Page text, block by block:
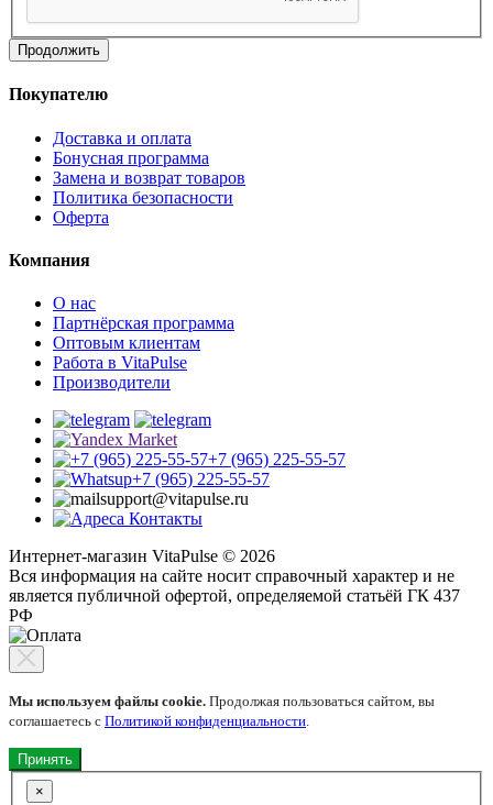
Продолжить
Покупателю
Доставка и оплата
Бонусная программа
Замена и возврат товаров
Политика безопасности
Оферта
Компания
О нас
Партнёрская программа
Оптовым клиентам
Работа в VitaPulse
Производители
+7 (965) 225-55-57
+7 (965) 225-55-57
support@vitapulse.ru
Контакты
Интернет-магазин VitaPulse © 2026
Вся информация на сайте носит справочный характер и не
является публичной офертой, определяемой статьёй ГК 437
РФ
Мы используем файлы cookie. Продолжая пользоваться сайтом, вы
соглашаетесь с Политикой конфиденциальности.
Принять
×